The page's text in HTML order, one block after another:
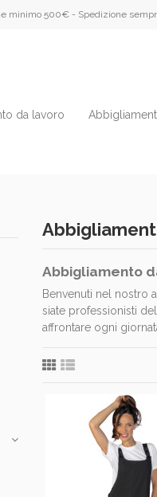
minimo 500€ - Spedizione
da lavoro
Abbigliamento
Benvenuti nel nostro
siate professionisti
affrontare ogni